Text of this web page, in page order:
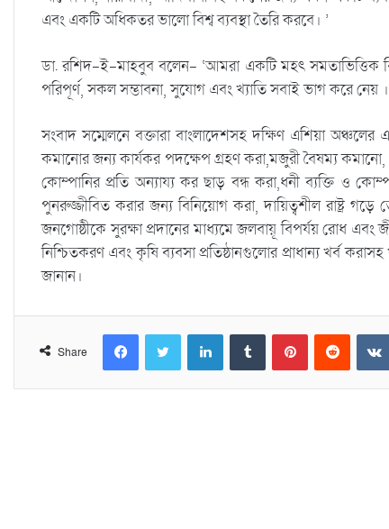
এবং একটি অধিকতর ভালো বিশ্ব ব্যবস্থা তৈরি করবে। ’
ডা. রশিদ-ই-মাহবুব বলেন- ‘আমরা একটি মহৎ সমতাভিত্তিক
পরিপূর্ণ, সকল সম্ভাবনা, সুযোগ এবং খ্যাতি সবাই ভাগ করে নেয়
সংবাদ সম্মেলনে বক্তারা বাংলাদেশসহ দক্ষিণ এশিয়া
কমানোর জন্য কার্যকর পদক্ষেপ গ্রহণ করা,মজুরী বৈষম্য কমানো,
কোম্পানির প্রতি অন্যায্য কর ছাড় বন্ধ করা,ধনী ব্যক্তি ও
পুনরুজ্জীবিত করার জন্য বিনিয়োগ করা, দায়িত্বশীল রাষ্ট্র
জনগোষ্ঠীকে সুরক্ষা প্রদানের মাধ্যমে জলবায়ূ বিপর্যয় রোধ এবং
নিশ্চিতকরণ এবং কৃষি ব্যবসা প্রতিষ্ঠানগুলোর প্রাধান্য খর্ব
জানান।
Share